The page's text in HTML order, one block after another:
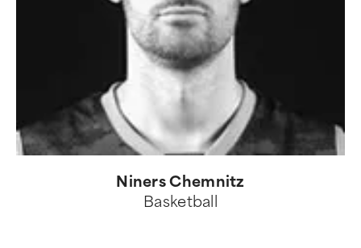
Niners Chemnitz
Basketball